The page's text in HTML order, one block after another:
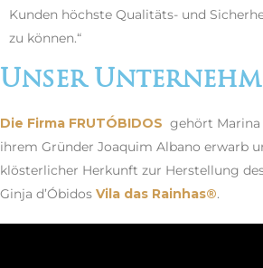
Kunden höchste Qualitäts- und
zu können.“
Unser
Die Firma FRUTÓBIDOS gehört Marina
ihrem Gründer Joaquim Albano erwarb
klösterlicher Herkunft zur Herstellung
Ginja d’Óbidos Vila das Rainhas®.